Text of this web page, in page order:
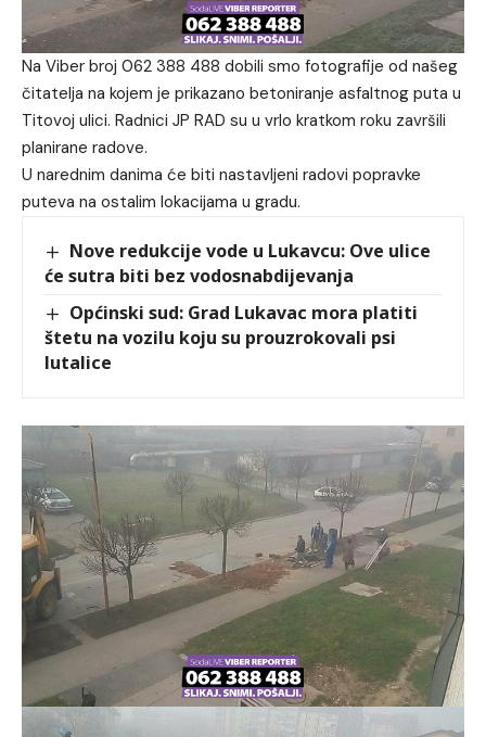
Na Viber broj 062 388 488 dobili smo fotografije od našeg
čitatelja na kojem je prikazano betoniranje asfaltnog puta u
Titovoj ulici. Radnici JP RAD su u vrlo kratkom roku završili
planirane radove.
U narednim danima će biti nastavljeni radovi popravke
puteva na ostalim lokacijama u gradu.
Nove redukcije vode u Lukavcu: Ove ulice
će sutra biti bez vodosnabdijevanja
Općinski sud: Grad Lukavac mora platiti
štetu na vozilu koju su prouzrokovali psi
lutalice